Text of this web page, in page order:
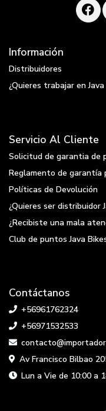
Información
Distribuidores
¿Quieres trabajar en Java
Servicio Al Cliente
Solicitud de garantia de
Reglamento de garantía
Políticas de Devolución
¿Quieres ser distribuidor
¿Recibiste una mala
Club de puntos Java
Contáctanos
+56961762324
+56971532533
Av Francisco Bilbao
Lun a Vie de 10:00 a